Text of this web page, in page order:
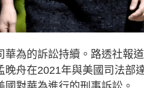
華為的訴訟持續。路透社報
晚舟在2021年與美國司法